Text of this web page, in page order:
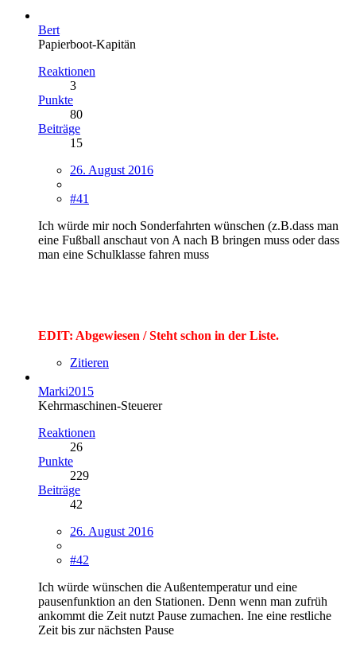
Bert
Papierboot-Kapitän
Reaktionen
3
Punkte
80
Beiträge
15
26. August 2016
#41
Ich würde mir noch Sonderfahrten wünschen (z.B.dass man
eine Fußball anschaut von A nach B bringen muss oder dass
man eine Schulklasse fahren muss
EDIT: Abgewiesen / Steht schon in der Liste.
Zitieren
Marki2015
Kehrmaschinen-Steuerer
Reaktionen
26
Punkte
229
Beiträge
42
26. August 2016
#42
Ich würde wünschen die Außentemperatur und eine
pausenfunktion an den Stationen. Denn wenn man zufrüh
ankommt die Zeit nutzt Pause zumachen. Ine eine restliche
Zeit bis zur nächsten Pause